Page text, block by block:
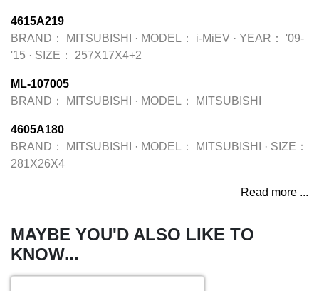
4615A219
BRAND：
MITSUBISHI · MODEL： i-MiEV · YEAR：
'09-
'15 · SIZE： 257X17X4+2
ML-107005
BRAND：
MITSUBISHI · MODEL： MITSUBISHI
4605A180
BRAND：
MITSUBISHI · MODEL： MITSUBISHI · SIZE：
281X26X4
Read more ...
MAYBE YOU'D ALSO LIKE TO
KNOW...